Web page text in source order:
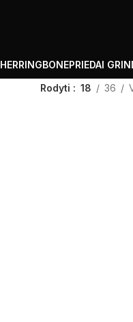
HERRINGBONEPRIEDAI
Rodyti 18 36